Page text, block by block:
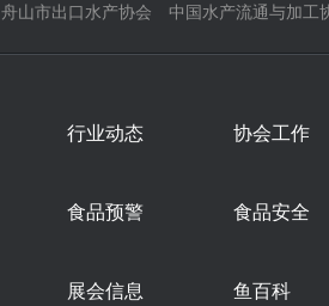
舟山市出口水产协会 中国水产流通与加工
行业动态 协会工作
食品预警 食品安全
展会信息 鱼百科